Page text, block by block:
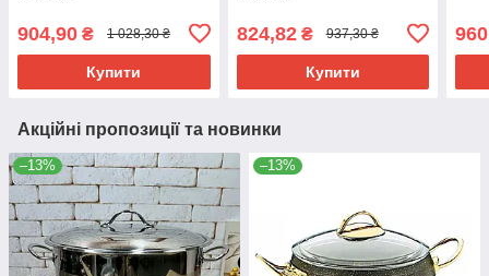
904,90 ₴ 1 028,30 ₴
Купити
824,82₴ 937,30 ₴
Купити
Акційні пропозиції та новинки
–13% –13%